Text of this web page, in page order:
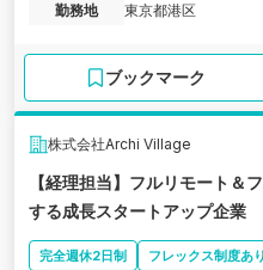
勤務地
東京都港区
ブックマーク
株式会社Archi Village
【経理担当】フルリモート＆
する成長スタートアップ企業
完全週休2日制 フレックス制度あり